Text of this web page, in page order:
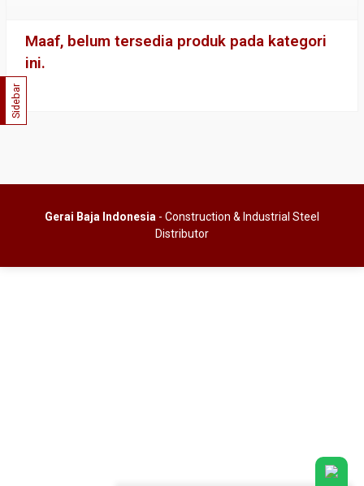
Maaf, belum tersedia produk pada kategori
ini.
Sidebar
Gerai Baja Indonesia - Construction & Industrial Steel
Distributor